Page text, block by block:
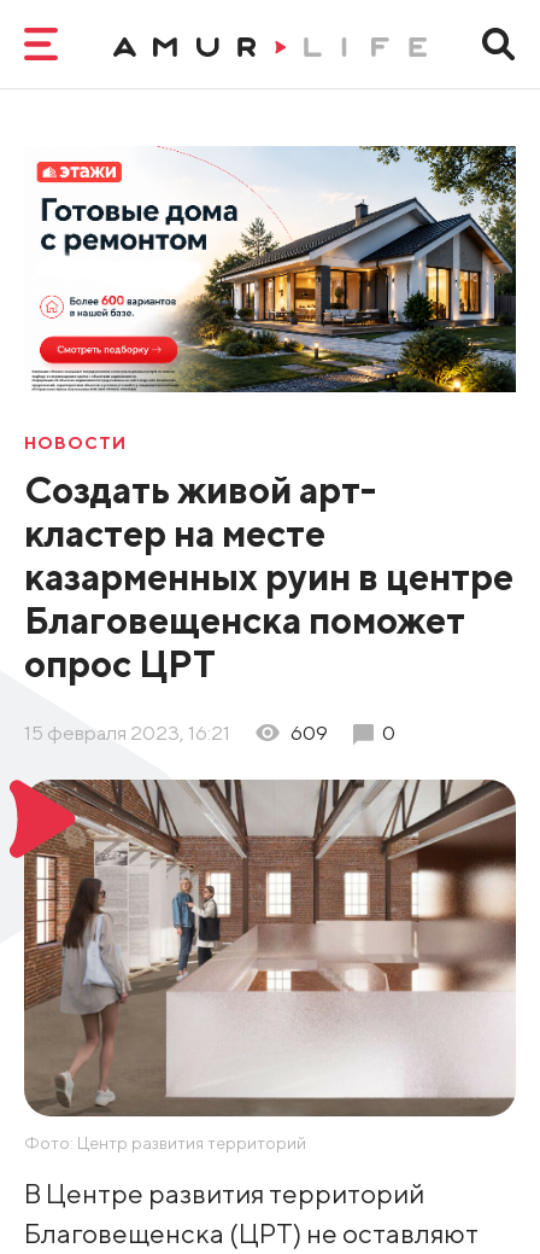
НОВОСТИ
Создать живой арт-
кластер на месте
казарменных руин в центре
Благовещенска поможет
опрос ЦРТ
15 февраля 2023, 16:21 609 0
Фото: Центр развития территорий
В Центре развития территорий
Благовещенска (ЦРТ) не оставляют